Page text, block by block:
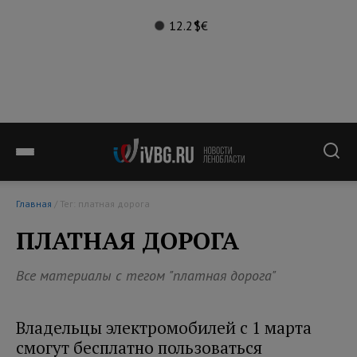
12.2°$€
Главная / Тег: платная дорога
ПЛАТНАЯ ДОРОГА
Все материалы с тегом "платная дорога"
Владельцы электромобилей с 1 марта
смогут бесплатно пользоваться